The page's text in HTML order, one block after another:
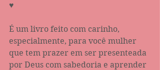
♥
É um livro feito com carinho,
especialmente, para você mulher
que tem prazer em ser presenteada
por Deus com sabedoria e aprender